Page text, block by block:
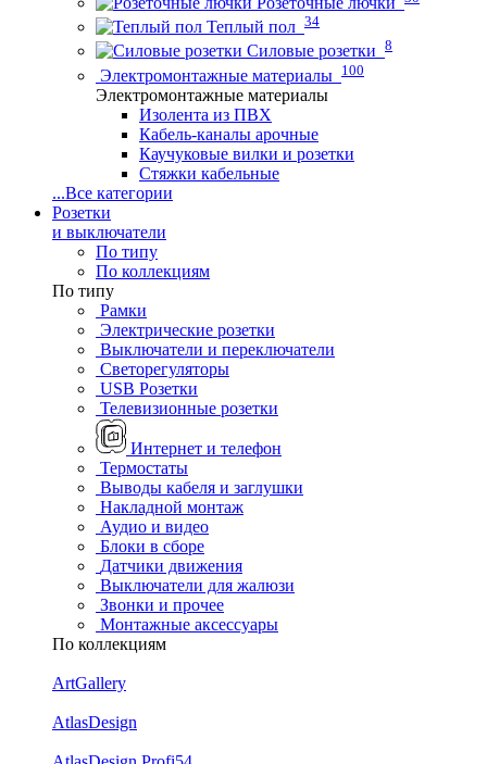
Теплый пол 34
Силовые розетки 8
Электромонтажные материалы 100
Электромонтажные материалы
Изолента из ПВХ
Кабель-каналы арочные
Каучуковые вилки и розетки
Стяжки кабельные
...Все категории
Розетки
и выключатели
По типу
По коллекциям
По типу
Рамки
Электрические розетки
Выключатели и переключатели
Светорегуляторы
USB Розетки
Телевизионные розетки
Интернет и телефон
Термостаты
Выводы кабеля и заглушки
Накладной монтаж
Аудио и видео
Блоки в сборе
Датчики движения
Выключатели для жалюзи
Звонки и прочее
Монтажные аксессуары
По коллекциям
ArtGallery
AtlasDesign